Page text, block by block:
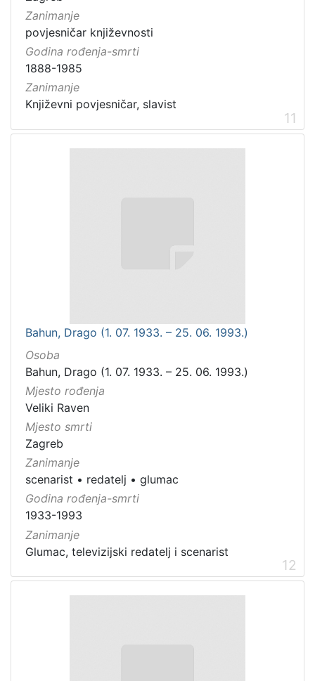
Zanimanje
povjesničar književnosti
Godina rođenja-smrti
1888-1985
Zanimanje
Književni povjesničar, slavist
11
Bahun, Drago (1. 07. 1933. – 25. 06. 1993.)
Osoba
Bahun, Drago (1. 07. 1933. – 25. 06. 1993.)
Mjesto rođenja
Veliki Raven
Mjesto smrti
Zagreb
Zanimanje
scenarist • redatelj • glumac
Godina rođenja-smrti
1933-1993
Zanimanje
Glumac, televizijski redatelj i scenarist
12